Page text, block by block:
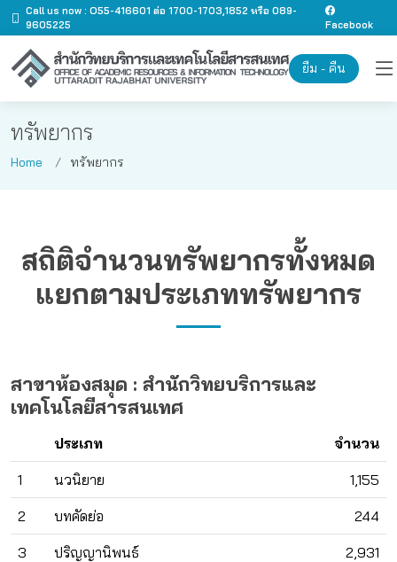
Call us now : O55-416601 ต่อ 1700-1703,1852 หรือ 089-
9605225
Facebook
ยืม - คืน
ทรัพยากร
Home ทรัพยากร
สถิติจำนวนทรัพยากรทั้งหมด
แยกตามประเภททรัพยากร
สาขาห้องสมุด : สำนักวิทยบริการและ
เทคโนโลยีสารสนเทศ
ประเภท จำนวน
1 นวนิยาย 1,155
2 บทคัดย่อ 244
3 ปริญญานิพนธ์ 2,931